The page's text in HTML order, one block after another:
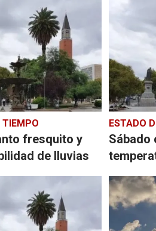
TIEMPO
fresquito y
de lluvias
ESTADO
Sábado